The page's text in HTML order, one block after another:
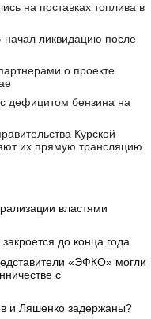
на поставках топлива в
начал ликвидацию после
о проекте
с дефицитом бензина на
Курской
их прямую трансляцию
властями
до конца года
«ЭФКО» могли
с
и Ляшенко задержаны?